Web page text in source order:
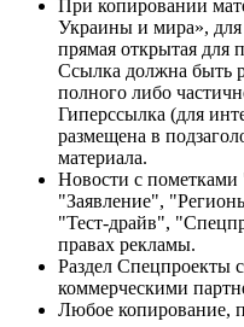
При копировании
Украины и мира», для
прямая открытая для
Ссылка должна быть
полного либо
Гиперссылка (для
размещена в
материала.
Новости с
"Заявление",
"Тест-драйв",
правах рекламы.
Раздел Спецпроекты
коммерческими
Любое копирование,